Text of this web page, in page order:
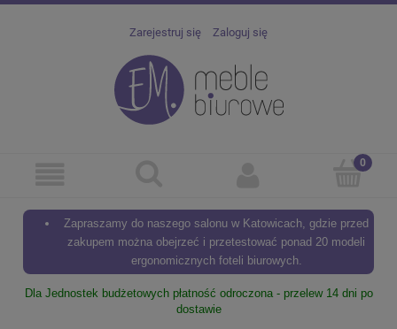
Zarejestruj się Zaloguj się
Zapraszamy do naszego salonu w Katowicach, gdzie przed
zakupem można obejrzeć i przetestować ponad 20 modeli
ergonomicznych foteli biurowych.
Dla Jednostek budżetowych płatność odroczona - przelew 14 dni po
dostawie